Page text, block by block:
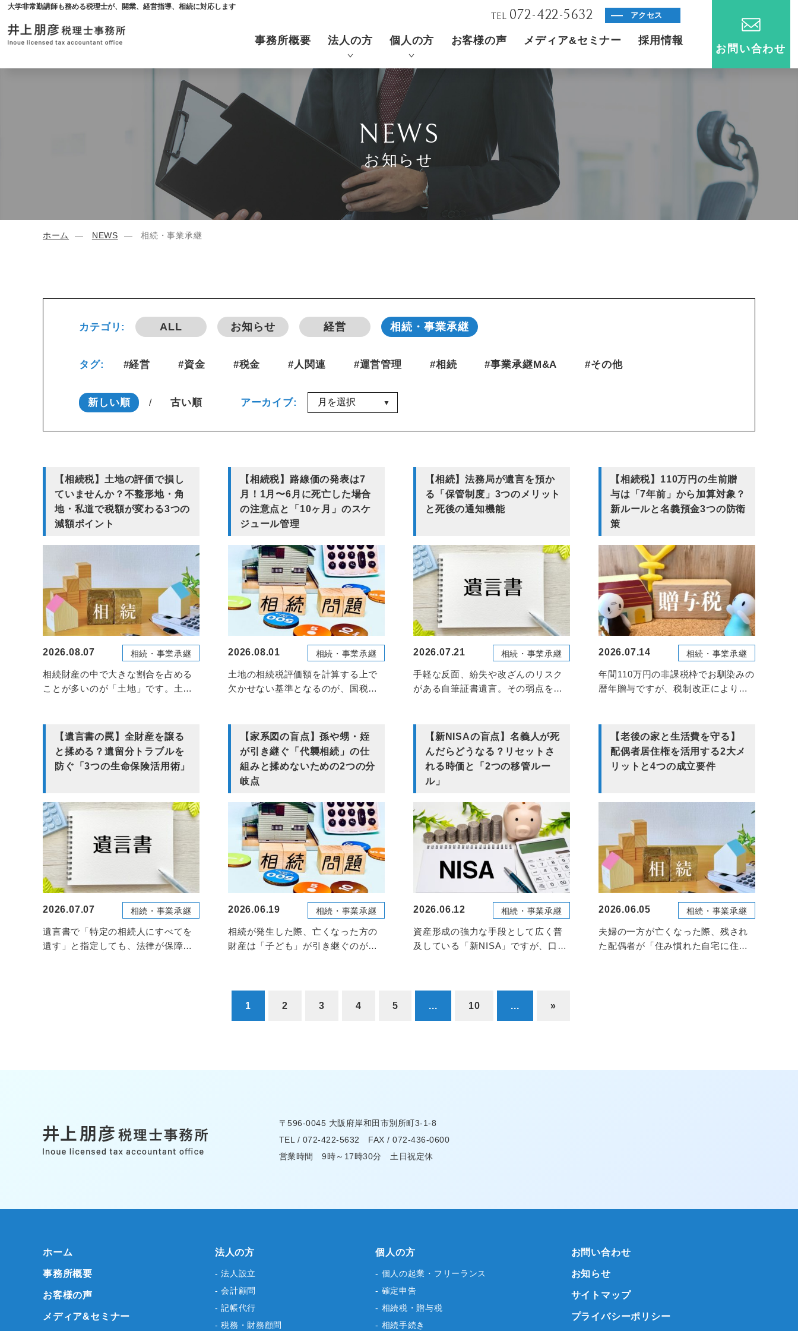
大学非常勤講師も務める税理士が、開業、経営指導、相続に対応します
TEL 072-422-5632 アクセス
事務所概要 法人の方 個人の方 お客様の声 メディア&セミナー 採用情報
お問い合わせ
NEWS
お知らせ
ホーム NEWS 相続・事業承継
カテゴリ: ALL お知らせ 経営 相続・事業承継
タグ: #経営 #資金 #税金 #人関連 #運営管理 #相続 #事業承継M&A #その他
新しい順 / 古い順 アーカイブ: ▼
【相続税】土地の評価で損し
ていませんか？不整形地・角
地・私道で税額が変わる3つの
減額ポイント
2026.08.07 相続・事業承継
相続財産の中で大きな割合を占める
ことが多いのが「土地」です。土地
【相続税】路線価の発表は7
月！1月〜6月に死亡した場合
の注意点と「10ヶ月」のスケ
ジュール管理
2026.08.01 相続・事業承継
土地の相続税評価額を計算する上で
欠かせない基準となるのが、国税庁
【相続】法務局が遺言を預か
る「保管制度」3つのメリット
と死後の通知機能
2026.07.21 相続・事業承継
手軽な反面、紛失や改ざんのリスク
がある自筆証書遺言。その弱点を克
【相続税】110万円の生前贈
与は「7年前」から加算対象？
新ルールと名義預金3つの防衛
策
2026.07.14 相続・事業承継
年間110万円の非課税枠でお馴染みの
暦年贈与ですが、税制改正により相
【遺言書の罠】全財産を譲る
と揉める？遺留分トラブルを
防ぐ「3つの生命保険活用術」
2026.07.07 相続・事業承継
遺言書で「特定の相続人にすべてを
遺す」と指定しても、法律が保障す
【家系図の盲点】孫や甥・姪
が引き継ぐ「代襲相続」の仕
組みと揉めないための2つの分
岐点
2026.06.19 相続・事業承継
相続が発生した際、亡くなった方の
財産は「子ども」が引き継ぐのが基
【新NISAの盲点】名義人が死
んだらどうなる？リセットさ
れる時価と「2つの移管ルー
ル」
2026.06.12 相続・事業承継
資産形成の強力な手段として広く普
及している「新NISA」ですが、口座
【老後の家と生活費を守る】
配偶者居住権を活用する2大メ
リットと4つの成立要件
2026.06.05 相続・事業承継
夫婦の一方が亡くなった際、残され
た配偶者が「住み慣れた自宅に住み
1 2 3 4 5 ... 10 ... »
〒596-0045 大阪府岸和田市別所町3-1-8
TEL / 072-422-5632 FAX / 072-436-0600
営業時間 9時～17時30分 土日祝定休
ホーム
事務所概要
お客様の声
メディア&セミナー
法人の方
- 法人設立
- 会計顧問
- 記帳代行
- 税務・財務顧問
個人の方
- 個人の起業・フリーランス
- 確定申告
- 相続税・贈与税
- 相続手続き
お問い合わせ
お知らせ
サイトマップ
プライバシーポリシー